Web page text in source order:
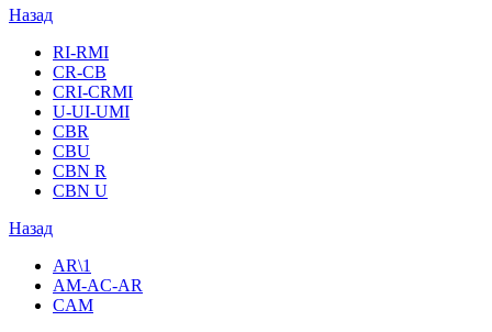
Назад
RI-RMI
CR-CB
СRI-СRMI
U-UI-UMI
CBR
CBU
CBN R
CBN U
Назад
AR\1
AM-AC-AR
CAM